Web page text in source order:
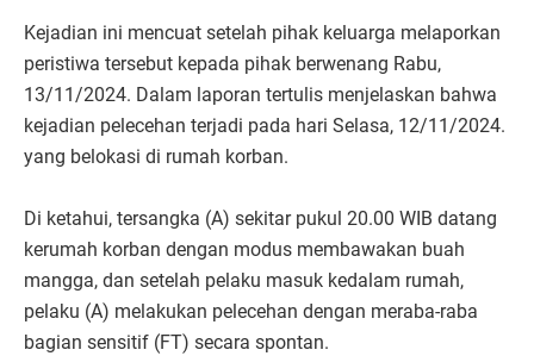
Kejadian ini mencuat setelah pihak keluarga melaporkan
peristiwa tersebut kepada pihak berwenang Rabu,
13/11/2024. Dalam laporan tertulis menjelaskan bahwa
kejadian pelecehan terjadi pada hari Selasa, 12/11/2024.
yang belokasi di rumah korban.
Di ketahui, tersangka (A) sekitar pukul 20.00 WIB datang
kerumah korban dengan modus membawakan buah
mangga, dan setelah pelaku masuk kedalam rumah,
pelaku (A) melakukan pelecehan dengan meraba-raba
bagian sensitif (FT) secara spontan.